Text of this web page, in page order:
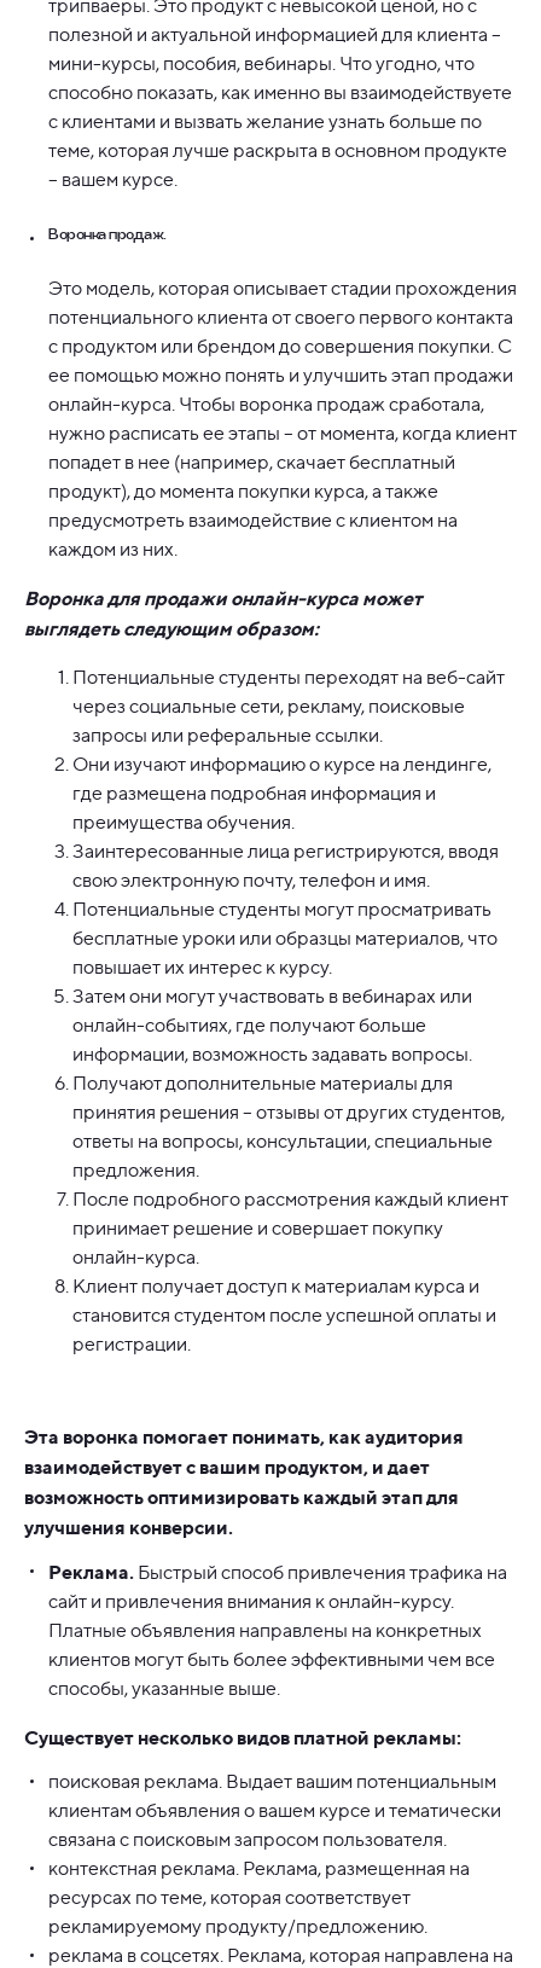
трипваеры. Это продукт с невысокой ценой, но с
полезной и актуальной информацией для клиента –
мини-курсы, пособия, вебинары. Что угодно, что
способно показать, как именно вы взаимодействуете
с клиентами и вызвать желание узнать больше по
теме, которая лучше раскрыта в основном продукте
– вашем курсе.
Воронка продаж.
Это модель, которая описывает стадии прохождения
потенциального клиента от своего первого контакта
с продуктом или брендом до совершения покупки. С
ее помощью можно понять и улучшить этап продажи
онлайн-курса. Чтобы воронка продаж сработала,
нужно расписать ее этапы – от момента, когда клиент
попадет в нее (например, скачает бесплатный
продукт), до момента покупки курса, а также
предусмотреть взаимодействие с клиентом на
каждом из них.
Воронка для продажи онлайн-курса может
выглядеть следующим образом:
Потенциальные студенты переходят на веб-сайт
через социальные сети, рекламу, поисковые
запросы или реферальные ссылки.
Они изучают информацию о курсе на лендинге,
где размещена подробная информация и
преимущества обучения.
Заинтересованные лица регистрируются, вводя
свою электронную почту, телефон и имя.
Потенциальные студенты могут просматривать
бесплатные уроки или образцы материалов, что
повышает их интерес к курсу.
Затем они могут участвовать в вебинарах или
онлайн-событиях, где получают больше
информации, возможность задавать вопросы.
Получают дополнительные материалы для
принятия решения – отзывы от других студентов,
ответы на вопросы, консультации, специальные
предложения.
После подробного рассмотрения каждый клиент
принимает решение и совершает покупку
онлайн-курса.
Клиент получает доступ к материалам курса и
становится студентом после успешной оплаты и
регистрации.
Эта воронка помогает понимать, как аудитория
взаимодействует с вашим продуктом, и дает
возможность оптимизировать каждый этап для
улучшения конверсии.
Реклама. Быстрый способ привлечения трафика на
сайт и привлечения внимания к онлайн-курсу.
Платные объявления направлены на конкретных
клиентов могут быть более эффективными чем все
способы, указанные выше.
Существует несколько видов платной рекламы:
поисковая реклама. Выдает вашим потенциальным
клиентам объявления о вашем курсе и тематически
связана с поисковым запросом пользователя.
контекстная реклама. Реклама, размещенная на
ресурсах по теме, которая соответствует
рекламируемому продукту/предложению.
реклама в соцсетях. Реклама, которая направлена на